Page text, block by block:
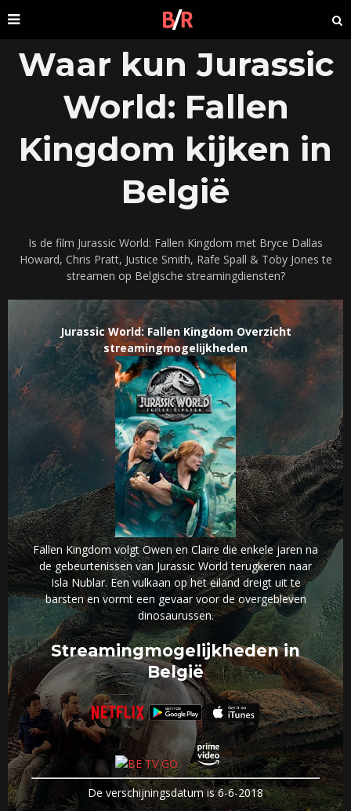
Waar kun Jurassic
World: Fallen
Kingdom kijken in
België
Is de film Jurassic World: Fallen Kingdom met Bryce Dallas
Howard, Chris Pratt, Justice Smith, Rafe Spall & Toby Jones te
streamen op Belgische streamingdiensten?
Jurassic World: Fallen Kingdom Overzicht
streamingmogelijkheden
Fallen Kingdom volgt Owen en Claire die enkele jaren na
de gebeurtenissen van Jurassic World terugkeren naar
Isla Nublar. Een vulkaan op het eiland dreigt uit te
barsten en vormt een gevaar voor de overgebleven
dinosaurussen.
Streamingmogelijkheden in
België
De verschijningsdatum is 6-6-2018